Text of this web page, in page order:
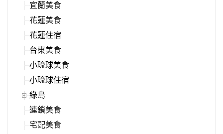
宜蘭美食
花蓮美食
花蓮住宿
台東美食
小琉球美食
小琉球住宿
綠島
連鎖美食
宅配美食